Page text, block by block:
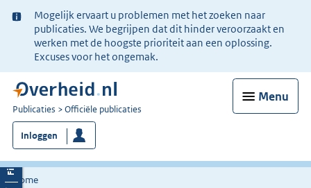
Ter
informatie:
Mogelijk ervaart u problemen met het zoeken naar
publicaties. We begrijpen dat dit hinder veroorzaakt en
werken met de hoogste prioriteit aan een oplossing.
Excuses voor het ongemak.
Menu
U
bent
nu
hier:
Publicaties Officiële publicaties
Inloggen
Home